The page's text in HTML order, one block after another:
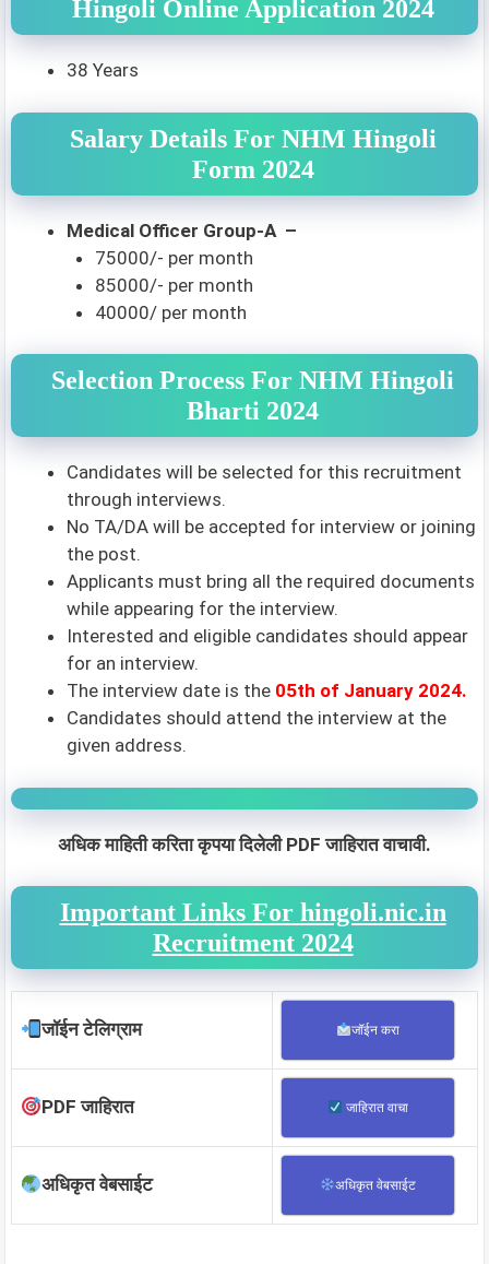
Hingoli Online Application 2024
38 Years
Salary Details For NHM Hingoli
Form 2024
Medical Officer Group-A –
75000/- per month
85000/- per month
40000/ per month
Selection Process For NHM Hingoli
Bharti 2024
Candidates will be selected for this recruitment
through interviews.
No TA/DA will be accepted for interview or joining
the post.
Applicants must bring all the required documents
while appearing for the interview.
Interested and eligible candidates should appear
for an interview.
The interview date is the 05th of January 2024.
Candidates should attend the interview at the
given address.
अधिक माहिती करिता कृपया दिलेली PDF जाहिरात वाचावी.
Important Links For hingoli.nic.in
Recruitment 2024
जॉईन टेलिग्राम जॉईन करा
PDF जाहिरात जाहिरात वाचा
अधिकृत वेबसाईट अधिकृत वेबसाईट